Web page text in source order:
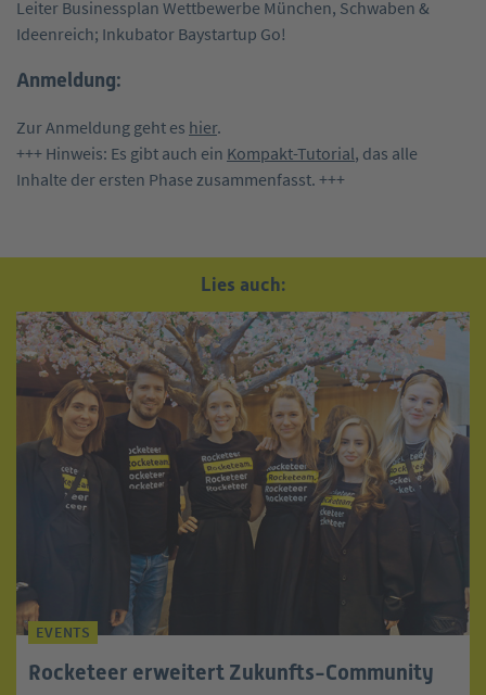
Leiter Businessplan Wettbewerbe München, Schwaben &
Ideenreich; Inkubator Baystartup Go!
Anmeldung:
Zur Anmeldung geht es hier.
+++ Hinweis: Es gibt auch ein Kompakt-Tutorial, das alle
Inhalte der ersten Phase zusammenfasst. +++
Lies auch:
EVENTS
Rocketeer erweitert Zukunfts-Community